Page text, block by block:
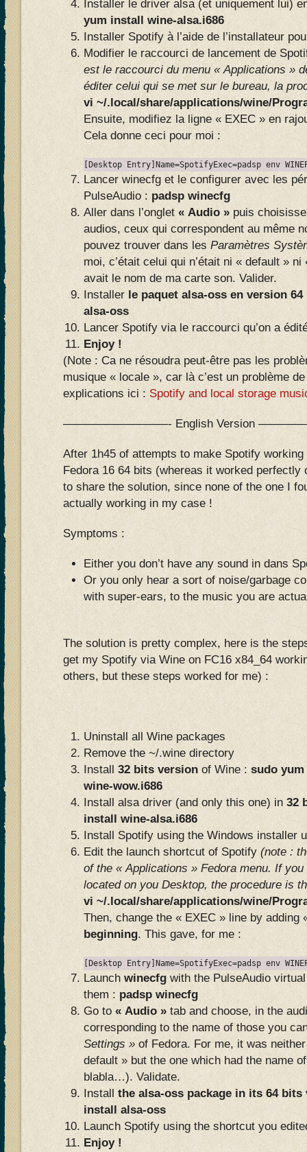
Installer le driver alsa (et uniquement lui)
yum install wine-alsa.i686
Installer Spotify à l’aide de l’installateur
Modifier le raccourci de lancement de
est le raccourci du menu « Applications »
éditer celui qui se met sur le bureau, la
vi ~/.local/share/applications/wine/
Ensuite, modifiez la ligne « EXEC » en
Cela donne ceci pour moi :
[Desktop Entry]Name=SpotifyExec=padsp
Lancer winecfg et le configurer avec les
PulseAudio : padsp winecfg
Aller dans l’onglet « Audio » puis
audios, ceux qui correspondent au même
pouvez trouver dans les Paramètres
moi, c’était celui qui n’était ni « default »
avait le nom de ma carte son. Valider.
Installer le paquet alsa-oss en version
alsa-oss
Lancer Spotify via le raccourci qu’on a
Enjoy !
(Note : Ca ne résoudra peut-être pas les
musique « locale », car là c’est un problème
explications ici : Spotify and local storage
—————————- English Version
After 1h45 of attempts to make Spotify
Fedora 16 64 bits (whereas it worked
to share the solution, since none of the one I
actually working in my case !
Symptoms :
Either you don’t have any sound in dans
Or you only hear a sort of noise/garbage
with super-ears, to the music you are
The solution is pretty complex, here is the
get my Spotify via Wine on FC16 x84_64
others, but these steps worked for me) :
Uninstall all Wine packages
Remove the ~/.wine directory
Install 32 bits version of Wine : sudo
wine-wow.i686
Install alsa driver (and only this one) in 32
install wine-alsa.i686
Install Spotify using the Windows installer
Edit the launch shortcut of Spotify (note :
of the « Applications » Fedora menu. If
located on you Desktop, the procedure is
vi ~/.local/share/applications/wine/
Then, change the « EXEC » line by adding
beginning. This gave, for me :
[Desktop Entry]Name=SpotifyExec=padsp
Launch winecfg with the PulseAudio
them : padsp winecfg
Go to « Audio » tab and choose, in the
corresponding to the name of those you
Settings » of Fedora. For me, it was
default » but the one which had the name
blabla…). Validate.
Install the alsa-oss package in its 64
install alsa-oss
Launch Spotify using the shortcut you
Enjoy !